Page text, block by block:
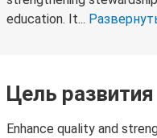
education. It...
Цель развития
Enhance quality and